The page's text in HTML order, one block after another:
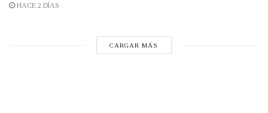
HACE 2 DÍAS
CARGAR MÁS